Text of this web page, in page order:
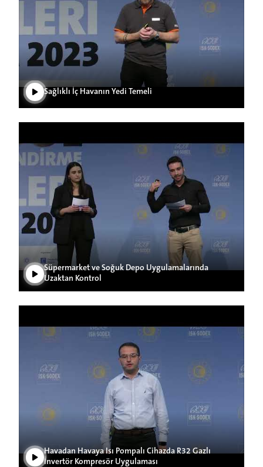
Videoyu Oynat
Sağlıklı İç Havanın Yedi Temeli
Videoyu Oynat
Süpermarket ve Soğuk Depo Uygulamalarında
Uzaktan Kontrol
Videoyu Oynat
Havadan Havaya Isı Pompalı Cihazda R32 Gazlı
İnvertör Kompresör Uygulaması